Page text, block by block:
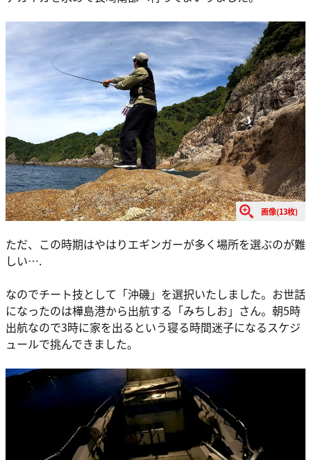
画像(13枚)
ただ、この時期はやはりエギンガーが多く場所を選ぶのが難
しい….
なのでチート技として「沖磯」を選択いたしました。お世話
になったのは樺島港から出航する「みちしお」さん。朝5時
出航なので3時に家を出るという寝る時間迷子になるスケジ
ュールで挑んできました。